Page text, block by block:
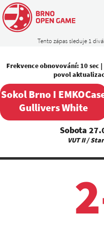
Tento zápas sleduje 1
Frekvence obnovování: 10 sec |
povol
Sokol Brno I
Gullivers White
Sobota
VUT II /